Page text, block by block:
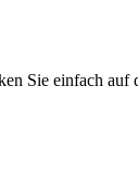
Sie einfach auf